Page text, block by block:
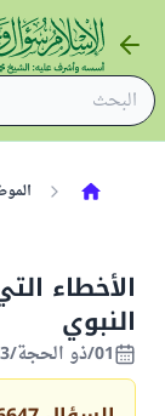
الأخطاء
النبوي
01/ذو الحجة/1423 الموافق 02/فبراير/2003